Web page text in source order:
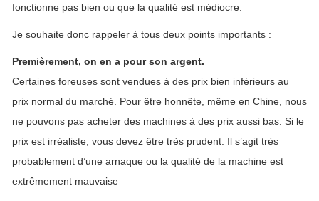
fonctionne pas bien ou que la qualité est médiocre.
Je souhaite donc rappeler à tous deux points importants :
Premièrement, on en a pour son argent.
Certaines foreuses sont vendues à des prix bien inférieurs au
prix normal du marché. Pour être honnête, même en Chine, nous
ne pouvons pas acheter des machines à des prix aussi bas. Si le
prix est irréaliste, vous devez être très prudent. Il s’agit très
probablement d’une arnaque ou la qualité de la machine est
extrêmement mauvaise